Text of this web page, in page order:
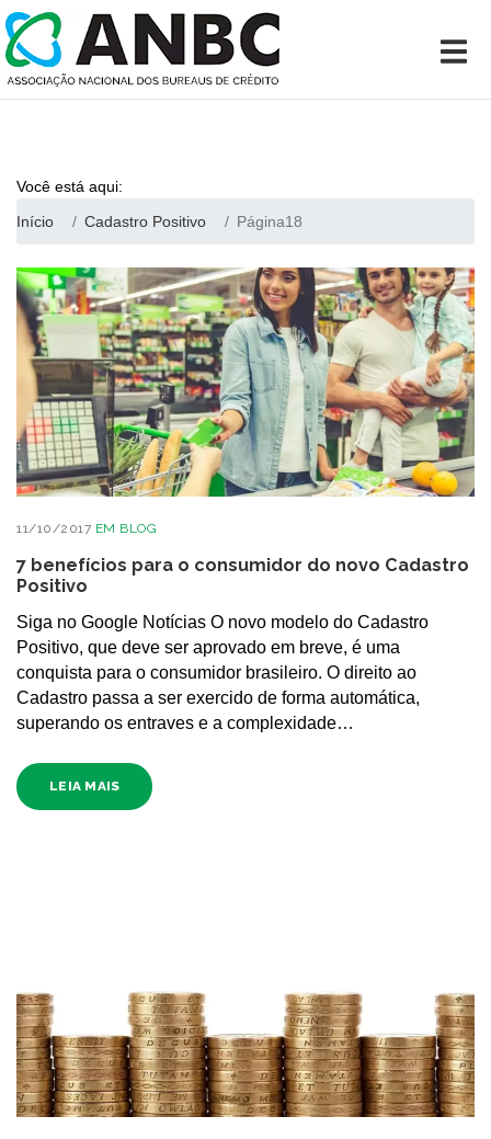
Você está aqui:
Início
Cadastro Positivo Página18
11/10/2017 EM BLOG
7 benefícios para o consumidor do novo Cadastro
Positivo
Siga no Google Notícias O novo modelo do Cadastro
Positivo, que deve ser aprovado em breve, é uma
conquista para o consumidor brasileiro. O direito ao
Cadastro passa a ser exercido de forma automática,
superando os entraves e a complexidade…
LEIA MAIS